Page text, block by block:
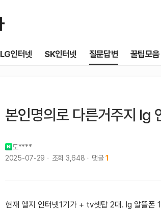
LG인터넷 SK인터넷 질문답변 꿀팁모음
본인명의로 다른거주지 lg
도****
2025-07-29
조회 3,648 댓글 1
현재 엘지 인터넷1기가 + tv셋탑 2대. lg 알뜰폰